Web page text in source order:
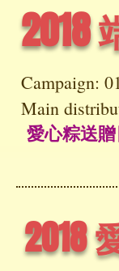
2018
Campaign:
Main
愛心粽送
2018